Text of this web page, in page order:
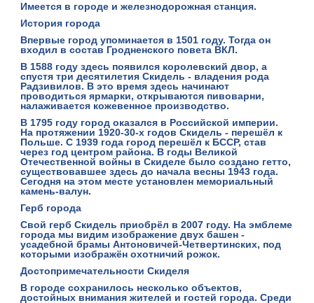
Имеется в городе и железнодорожная станция.
История города
Впервые город упоминается в 1501 году. Тогда он
входил в состав Гродненского повета ВКЛ.
В 1588 году здесь появился королевский двор, а
спустя три десятилетия Скидель - владения рода
Радзивилов. В это время здесь начинают
проводиться ярмарки, открываются пивоварни,
налаживается кожевенное производство.
В 1795 году город оказался в Российской империи.
На протяжении 1920-30-х годов Скидель - перешёл к
Польше. С 1939 года город перешёл к БССР, став
через год центром района. В годы Великой
Отечественной войны в Скиделе было создано гетто,
существовавшее здесь до начала весны 1943 года.
Сегодня на этом месте установлен мемориальный
камень-валун.
Герб города
Свой герб Скидель приобрёл в 2007 году. На эмблеме
города мы видим изображение двух башен -
усадебной брамы Антоновичей-Четвертинских, под
которыми изображён охотничий рожок.
Достопримечательности Скиделя
В городе сохранилось несколько объектов,
достойных внимания жителей и гостей города. Среди